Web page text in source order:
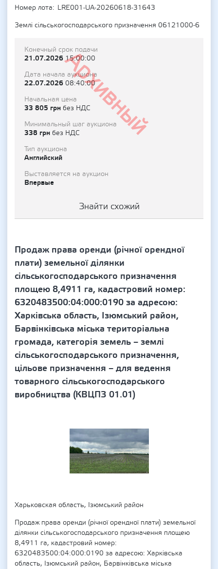
Номер лота
LRE001-UA-20260618-31643
Землі сільськогосподарського призначення 06121000-6
Архивный
Конечный срок подачи
21.07.202615:00:00
Дата начала аукциона
22.07.2026 08:40:00
Начальная цена
33 805 грн без НДС
Минимальный шаг аукциона
338 грн без НДС
Тип аукциона
Английский
Выставляется на аукцион
Впервые
Знайти схожий
Продаж права оренди (річної орендної
плати) земельної ділянки
сільськогосподарського призначення
площею 8,4911 га, кадастровий номер:
6320483500:04:000:0190 за адресою:
Харківська область, Ізюмський район,
Барвінківська міська територіальна
громада, категорія земель – землі
сільськогосподарського призначення,
цільове призначення – для ведення
товарного сільськогосподарського
виробництва (КВЦПЗ 01.01)
Харьковская область, Ізюмський район
Продаж права оренди (річної орендної плати) земельної
ділянки сільськогосподарського призначення площею
8,4911 га, кадастровий номер:
6320483500:04:000:0190 за адресою: Харківська
область, Ізюмський район, Барвінківська міська